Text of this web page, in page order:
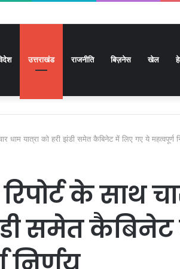
उत्तराखंड राजनीति बिज़नेस खेल
धाम यात्रा को हरी झंडी समेत कैबिनेट में लिए गए ये महत्वपूर्ण
के साथ
समेत